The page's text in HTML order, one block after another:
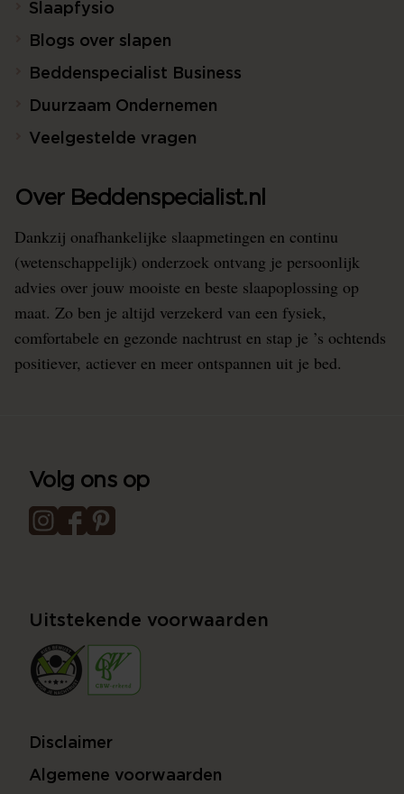
Slaapfysio
Blogs over slapen
Beddenspecialist Business
Duurzaam Ondernemen
Veelgestelde vragen
Over Beddenspecialist.nl
Dankzij onafhankelijke slaapmetingen en continu
(wetenschappelijk) onderzoek ontvang je persoonlijk
advies over jouw mooiste en beste slaapoplossing op
maat. Zo ben je altijd verzekerd van een fysiek,
comfortabele en gezonde nachtrust en stap je ’s ochtends
positiever, actiever en meer ontspannen uit je bed.
Volg ons op
Uitstekende voorwaarden
Disclaimer
Algemene voorwaarden